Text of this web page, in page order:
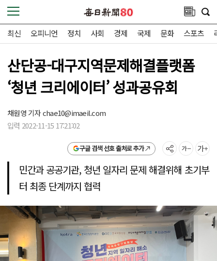
최신 오피니언 정치 사회 경제 국제 문화 스포츠
산단공-대구지역문제해결플랫폼
‘청년 크리에이터’ 성과공유회
채원영 기자chae10@imaeil.com
입력 2022-11-15 17:21:02
구글 검색 선호 출처로 추가
민간과 공공기관, 청년 일자리 문제 해결위해 초기부
터 최종 단계까지 협력